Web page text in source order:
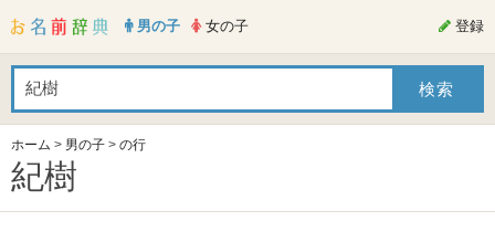
男の子 女の子 登録
ホーム > 男の子 > の行
紀樹